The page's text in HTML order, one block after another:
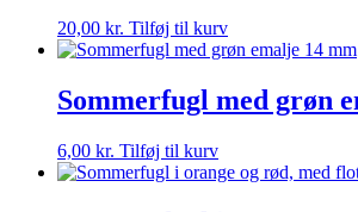
20,00 kr. Tilføj til kurv
Sommerfugl med grøn
6,00 kr. Tilføj til kurv